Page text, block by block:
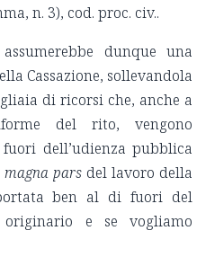
n. 3), cod. proc. civ..
dunque una
Cassazione, sollevandola
di ricorsi che, anche a
del rito, vengono
dell’udienza pubblica
magna pars del lavoro della
ben al di fuori del
originario e se vogliamo